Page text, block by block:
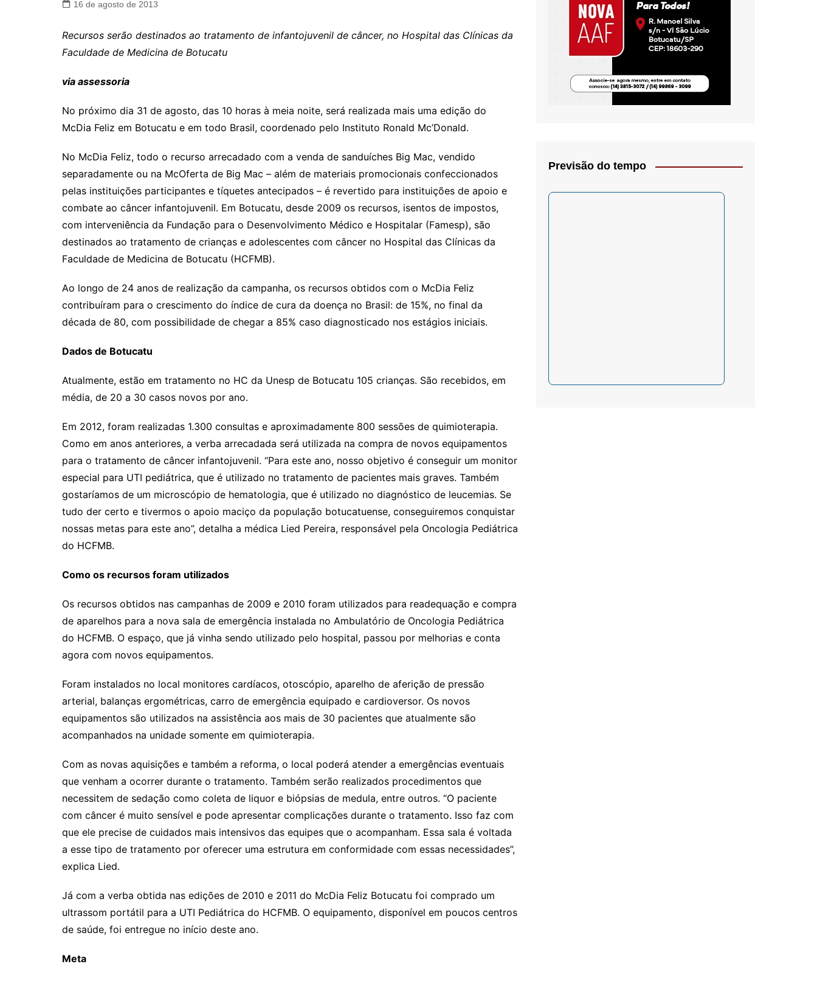
Oscar D’Ambrosio- Crítica
Juliana Martini – Psicologia
Infantil
16 de agosto de 2013
Recursos serão destinados ao tratamento de infantojuvenil de câncer, no Hospital das Clínicas da
Faculdade de Medicina de Botucatu
via assessoria
No próximo dia 31 de agosto, das 10 horas à meia noite, será realizada mais uma edição do
McDia Feliz em Botucatu e em todo Brasil, coordenado pelo Instituto Ronald Mc’Donald.
No McDia Feliz, todo o recurso arrecadado com a venda de sanduíches Big Mac, vendido
separadamente ou na McOferta de Big Mac – além de materiais promocionais confeccionados
pelas instituições participantes e tíquetes antecipados – é revertido para instituições de apoio e
combate ao câncer infantojuvenil. Em Botucatu, desde 2009 os recursos, isentos de impostos,
com interveniência da Fundação para o Desenvolvimento Médico e Hospitalar (Famesp), são
destinados ao tratamento de crianças e adolescentes com câncer no Hospital das Clínicas da
Faculdade de Medicina de Botucatu (HCFMB).
Ao longo de 24 anos de realização da campanha, os recursos obtidos com o McDia Feliz
contribuíram para o crescimento do índice de cura da doença no Brasil: de 15%, no final da
década de 80, com possibilidade de chegar a 85% caso diagnosticado nos estágios iniciais.
Dados de Botucatu
Atualmente, estão em tratamento no HC da Unesp de Botucatu 105 crianças. São recebidos, em
média, de 20 a 30 casos novos por ano.
Em 2012, foram realizadas 1.300 consultas e aproximadamente 800 sessões de quimioterapia.
Como em anos anteriores, a verba arrecadada será utilizada na compra de novos equipamentos
para o tratamento de câncer infantojuvenil. “Para este ano, nosso objetivo é conseguir um monitor
especial para UTI pediátrica, que é utilizado no tratamento de pacientes mais graves. Também
gostaríamos de um microscópio de hematologia, que é utilizado no diagnóstico de leucemias. Se
tudo der certo e tivermos o apoio maciço da população botucatuense, conseguiremos conquistar
nossas metas para este ano”, detalha a médica Lied Pereira, responsável pela Oncologia Pediátrica
do HCFMB.
Como os recursos foram utilizados
Os recursos obtidos nas campanhas de 2009 e 2010 foram utilizados para readequação e compra
de aparelhos para a nova sala de emergência instalada no Ambulatório de Oncologia Pediátrica
do HCFMB. O espaço, que já vinha sendo utilizado pelo hospital, passou por melhorias e conta
agora com novos equipamentos.
Foram instalados no local monitores cardíacos, otoscópio, aparelho de aferição de pressão
arterial, balanças ergométricas, carro de emergência equipado e cardioversor. Os novos
equipamentos são utilizados na assistência aos mais de 30 pacientes que atualmente são
acompanhados na unidade somente em quimioterapia.
Com as novas aquisições e também a reforma, o local poderá atender a emergências eventuais
que venham a ocorrer durante o tratamento. Também serão realizados procedimentos que
necessitem de sedação como coleta de liquor e biópsias de medula, entre outros. “O paciente
com câncer é muito sensível e pode apresentar complicações durante o tratamento. Isso faz com
que ele precise de cuidados mais intensivos das equipes que o acompanham. Essa sala é voltada
a esse tipo de tratamento por oferecer uma estrutura em conformidade com essas necessidades”,
explica Lied.
Já com a verba obtida nas edições de 2010 e 2011 do McDia Feliz Botucatu foi comprado um
ultrassom portátil para a UTI Pediátrica do HCFMB. O equipamento, disponível em poucos centros
de saúde, foi entregue no início deste ano.
Meta
Previsão do tempo